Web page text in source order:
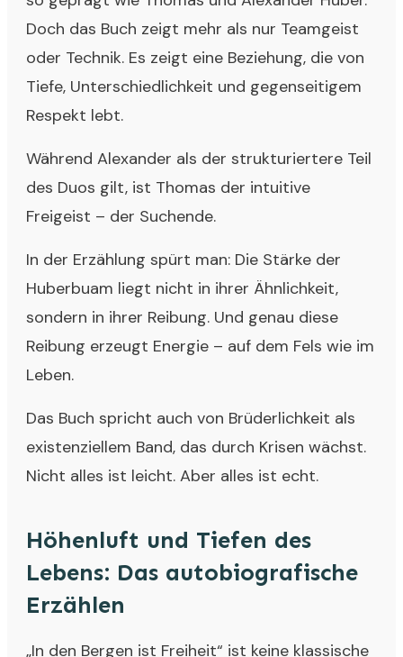
Doch das Buch zeigt mehr als nur Teamgeist
oder Technik. Es zeigt eine Beziehung, die von
Tiefe, Unterschiedlichkeit und gegenseitigem
Respekt lebt.
Während Alexander als der strukturiertere Teil
des Duos gilt, ist Thomas der intuitive
Freigeist – der Suchende.
In der Erzählung spürt man: Die Stärke der
Huberbuam liegt nicht in ihrer Ähnlichkeit,
sondern in ihrer Reibung. Und genau diese
Reibung erzeugt Energie – auf dem Fels wie im
Leben.
Das Buch spricht auch von Brüderlichkeit als
existenziellem Band, das durch Krisen wächst.
Nicht alles ist leicht. Aber alles ist echt.
Höhenluft und Tiefen des
Lebens: Das autobiografische
Erzählen
„In den Bergen ist Freiheit“ ist keine klassische